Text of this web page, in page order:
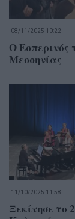
08/11/2025 10:22
Ο Εσπερινός
Μεσσηνίας
11/10/2025 11:58
Ξεκίνησε το